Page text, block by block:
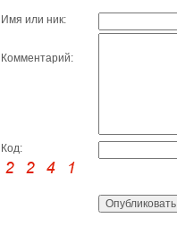
Имя или ник:
Комментарий:
Код: